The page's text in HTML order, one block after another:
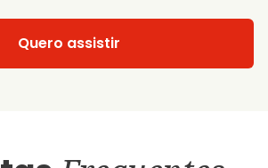
Quero assistir